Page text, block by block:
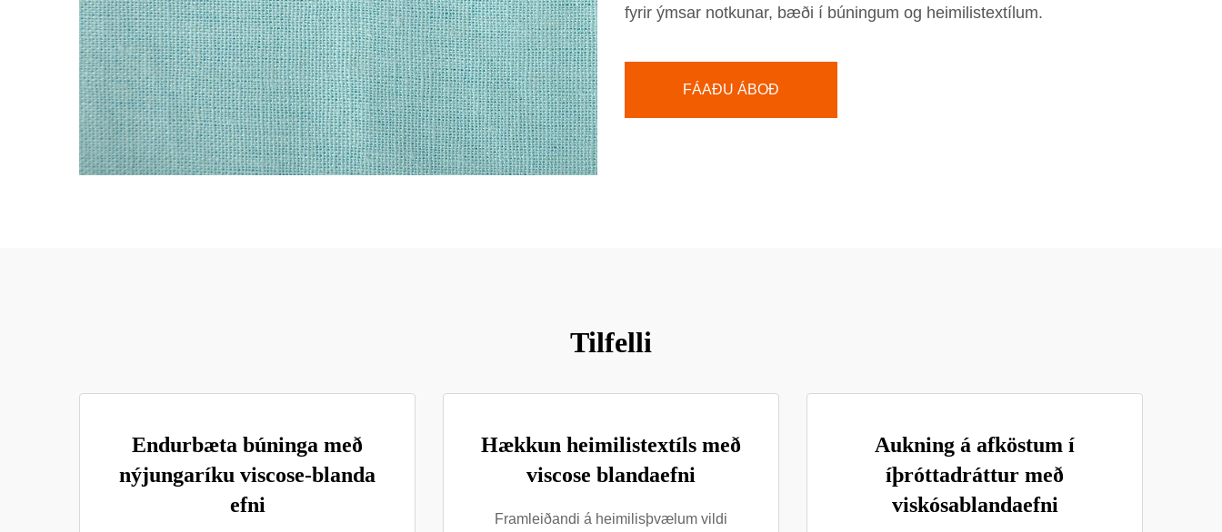
fyrir ýmsar notkunar, bæði í búningum og heimilistextílum.
FÁAÐU ÁBOÐ
Tilfelli
Endurbæta búninga með
nýjungaríku viscose-blanda
efni
Hækkun heimilistextíls með
viscose blandaefni
Framleiðandi á heimilisþvælum vildi
Aukning á afköstum í
íþróttadráttur með
viskósablandaefni